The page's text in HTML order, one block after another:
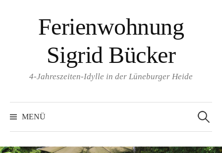
Ferienwohnung
Sigrid Bücker
4-Jahreszeiten-Idylle in der Lüneburger Heide
MENÜ
nach: